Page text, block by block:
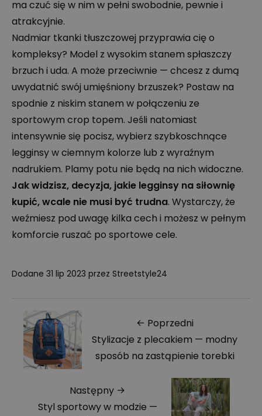
ma czuć się w nim w pełni swobodnie, pewnie i
atrakcyjnie.
Nadmiar tkanki tłuszczowej przyprawia cię o
kompleksy? Model z wysokim stanem spłaszczy
brzuch i uda. A może przeciwnie — chcesz z dumą
uwydatnić swój umięśniony brzuszek? Postaw na
spodnie z niskim stanem w połączeniu ze
sportowym crop topem. Jeśli natomiast
intensywnie się pocisz, wybierz szybkoschnące
legginsy w ciemnym kolorze lub z wyraźnym
nadrukiem. Plamy potu nie będą na nich widoczne.
Jak widzisz, decyzja, jakie legginsy na siłownię
kupić, wcale nie musi być trudna. Wystarczy, że
weźmiesz pod uwagę kilka cech i możesz w pełnym
komforcie ruszać po sportowe cele.
Dodane 31 lip 2023 przez Streetstyle24
← Poprzedni
Stylizacje z plecakiem — modny
sposób na zastąpienie torebki
Następny →
Styl sportowy w modzie —